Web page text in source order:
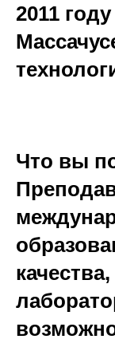
2011
Что вы